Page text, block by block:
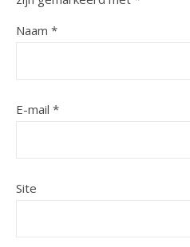
Naam *
E-mail *
Site